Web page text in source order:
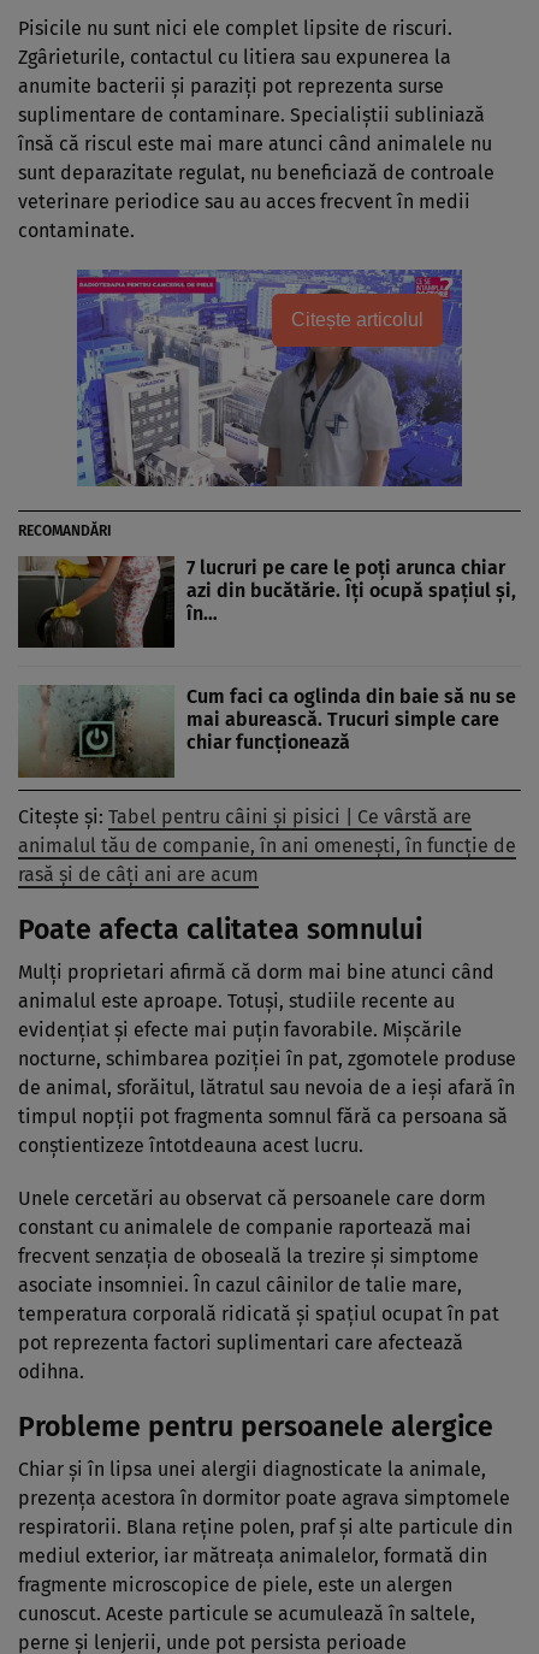
Pisicile nu sunt nici ele complet lipsite de riscuri.
Zgârieturile, contactul cu litiera sau expunerea la
anumite bacterii și paraziți pot reprezenta surse
suplimentare de contaminare. Specialiștii subliniază
însă că riscul este mai mare atunci când animalele nu
sunt deparazitate regulat, nu beneficiază de controale
veterinare periodice sau au acces frecvent în medii
contaminate.
Citește articolul
RECOMANDĂRI
7 lucruri pe care le poți arunca chiar
azi din bucătărie. Îți ocupă spațiul și,
în…
Cum faci ca oglinda din baie să nu se
mai aburească. Trucuri simple care
chiar funcționează
Citește și: Tabel pentru câini și pisici | Ce vârstă are
animalul tău de companie, în ani omenești, în funcție de
rasă și de câți ani are acum
Poate afecta calitatea somnului
Mulți proprietari afirmă că dorm mai bine atunci când
animalul este aproape. Totuși, studiile recente au
evidențiat și efecte mai puțin favorabile. Mișcările
nocturne, schimbarea poziției în pat, zgomotele produse
de animal, sforăitul, lătratul sau nevoia de a ieși afară în
timpul nopții pot fragmenta somnul fără ca persoana să
conștientizeze întotdeauna acest lucru.
Unele cercetări au observat că persoanele care dorm
constant cu animalele de companie raportează mai
frecvent senzația de oboseală la trezire și simptome
asociate insomniei. În cazul câinilor de talie mare,
temperatura corporală ridicată și spațiul ocupat în pat
pot reprezenta factori suplimentari care afectează
odihna.
Probleme pentru persoanele alergice
Chiar și în lipsa unei alergii diagnosticate la animale,
prezența acestora în dormitor poate agrava simptomele
respiratorii. Blana reține polen, praf și alte particule din
mediul exterior, iar mătreața animalelor, formată din
fragmente microscopice de piele, este un alergen
cunoscut. Aceste particule se acumulează în saltele,
perne și lenjerii, unde pot persista perioade